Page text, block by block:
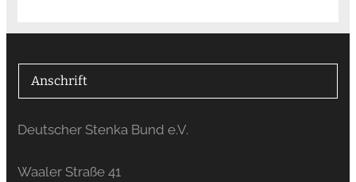
Anschrift
Deutscher Stenka Bund e.V.
Waaler Straße 41